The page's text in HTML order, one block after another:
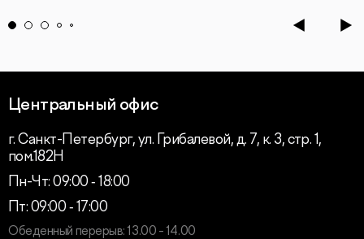
Центральный офис
г. Санкт-Петербург, ул. Грибалевой, д. 7, к. 3, стр. 1,
пом.182Н
Пн-Чт: 09:00 ‑ 18:00
Пт: 09:00 ‑ 17:00
Обеденный перерыв: 13.00 - 14.00